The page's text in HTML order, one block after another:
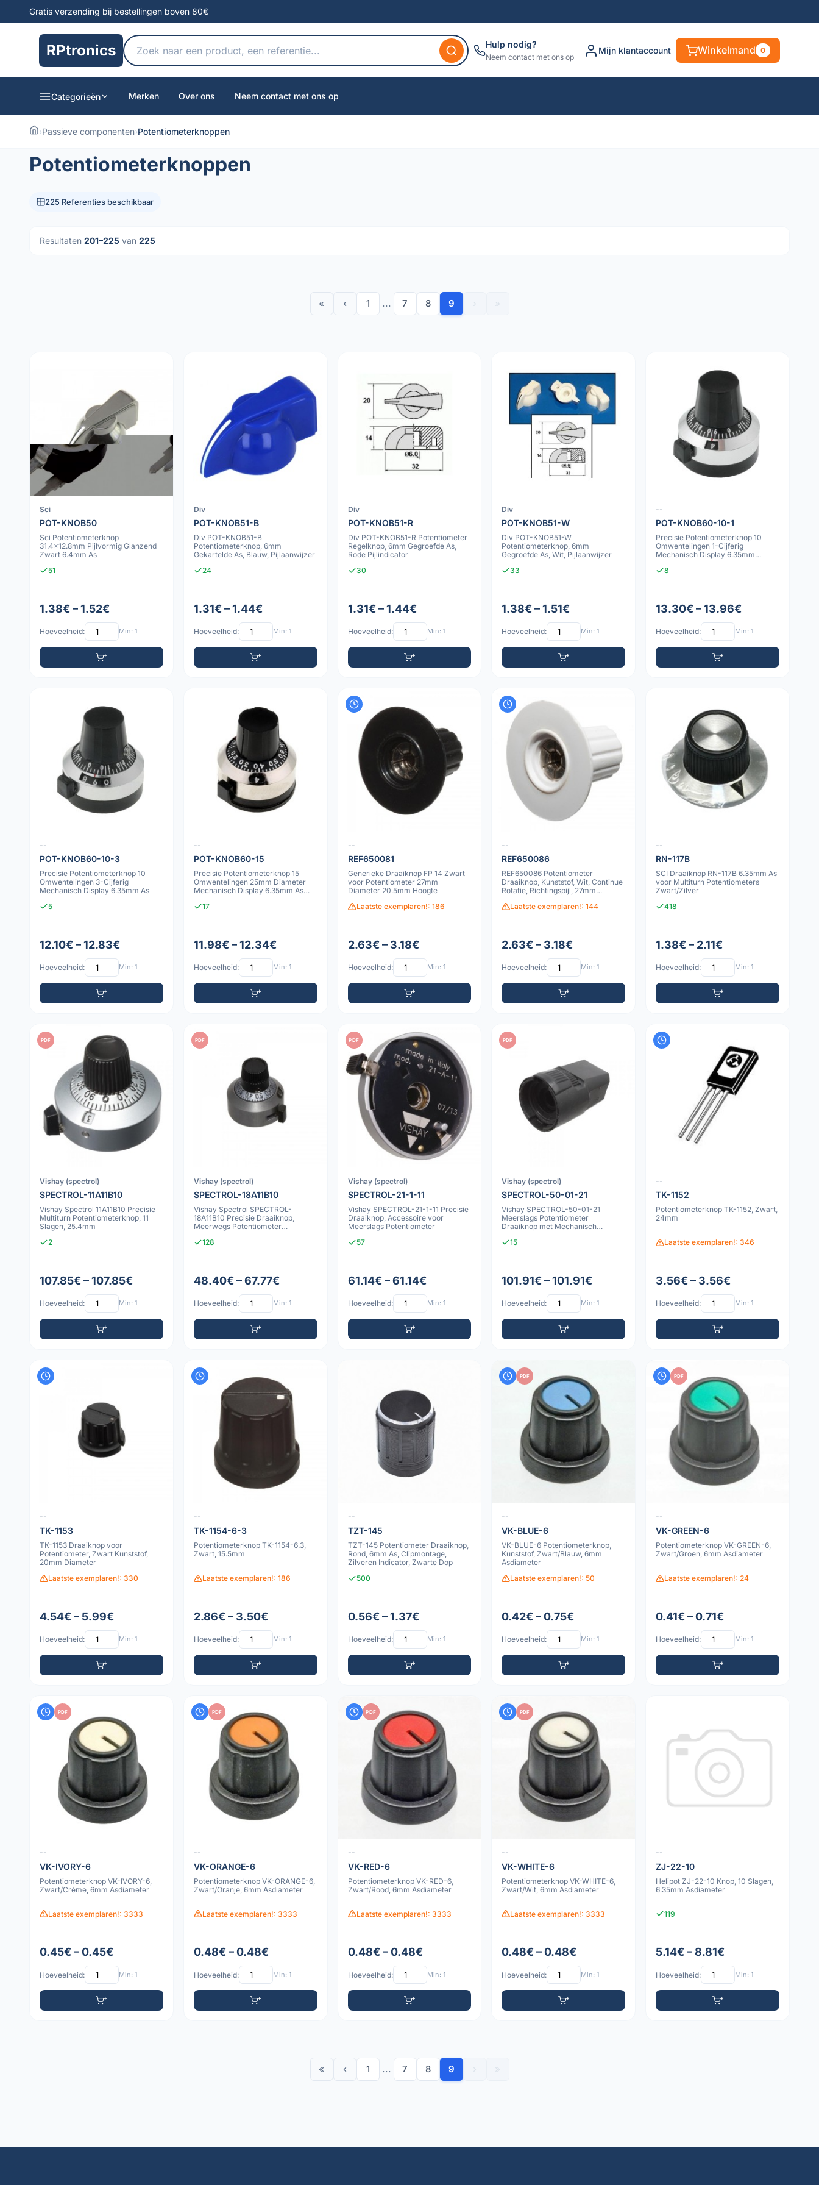
Gratis verzending bij bestellingen boven 80€
RPtronics Hulp nodig?
Neem contact met ons op
Mijn klantaccount Winkelmand 0
Categorieën Merken Over ons Neem contact met ons op
›Passieve componenten›Potentiometerknoppen
Potentiometerknoppen
225 Referenties beschikbaar
Resultaten 201–225 van 225
« ‹ 1 ... 7 8 9
Sci
POT-KNOB50
Sci Potentiometerknop
31.4x12.8mm Pijlvormig Glanzend
Zwart 6.4mm As
51
1.38€ – 1.52€
Hoeveelheid: Min: 1
Div
POT-KNOB51-B
Div POT-KNOB51-B
Potentiometerknop, 6mm
Gekartelde As, Blauw, Pijlaanwijzer
24
1.31€ – 1.44€
Hoeveelheid: Min: 1
Div
POT-KNOB51-R
Div POT-KNOB51-R Potentiometer
Regelknop, 6mm Gegroefde As,
Rode Pijlindicator
30
1.31€ – 1.44€
Hoeveelheid: Min: 1
Div
POT-KNOB51-W
Div POT-KNOB51-W
Potentiometerknop, 6mm
Gegroefde As, Wit, Pijlaanwijzer
33
1.38€ – 1.51€
Hoeveelheid: Min: 1
--
POT-KNOB60-10-1
Precisie Potentiometerknop 10
Omwentelingen 1-Cijferig
Mechanisch Display 6.35mm
8
13.30€ – 13.96€
Hoeveelheid: Min: 1
--
POT-KNOB60-10-3
Precisie Potentiometerknop 10
Omwentelingen 3-Cijferig
Mechanisch Display 6.35mm As
5
12.10€ – 12.83€
Hoeveelheid: Min: 1
--
POT-KNOB60-15
Precisie Potentiometerknop 15
Omwentelingen 25mm Diameter
Mechanisch Display 6.35mm As
17
11.98€ – 12.34€
Hoeveelheid: Min: 1
--
REF650081
Generieke Draaiknop FP 14 Zwart
voor Potentiometer 27mm
Diameter 20.5mm Hoogte
Laatste exemplaren!: 186
2.63€ – 3.18€
Hoeveelheid: Min: 1
--
REF650086
REF650086 Potentiometer
Draaiknop, Kunststof, Wit, Continue
Rotatie, Richtingspijl, 27mm
Laatste exemplaren!: 144
2.63€ – 3.18€
Hoeveelheid: Min: 1
--
RN-117B
SCI Draaiknop RN-117B 6.35mm As
voor Multiturn Potentiometers
Zwart/Zilver
418
1.38€ – 2.11€
Hoeveelheid: Min: 1
PDF
Vishay (spectrol)
SPECTROL-11A11B10
Vishay Spectrol 11A11B10 Precisie
Multiturn Potentiometerknop, 11
Slagen, 25.4mm
2
107.85€ – 107.85€
Hoeveelheid: Min: 1
PDF
Vishay (spectrol)
SPECTROL-18A11B10
Vishay Spectrol SPECTROL-
18A11B10 Precisie Draaiknop,
Meerwegs Potentiometer
128
48.40€ – 67.77€
Hoeveelheid: Min: 1
PDF
Vishay (spectrol)
SPECTROL-21-1-11
Vishay SPECTROL-21-1-11 Precisie
Draaiknop, Accessoire voor
Meerslags Potentiometer
57
61.14€ – 61.14€
Hoeveelheid: Min: 1
PDF
Vishay (spectrol)
SPECTROL-50-01-21
Vishay SPECTROL-50-01-21
Meerslags Potentiometer
Draaiknop met Mechanisch
15
101.91€ – 101.91€
Hoeveelheid: Min: 1
--
TK-1152
Potentiometerknop TK-1152, Zwart,
24mm
Laatste exemplaren!: 346
3.56€ – 3.56€
Hoeveelheid: Min: 1
--
TK-1153
TK-1153 Draaiknop voor
Potentiometer, Zwart Kunststof,
20mm Diameter
Laatste exemplaren!: 330
4.54€ – 5.99€
Hoeveelheid: Min: 1
--
TK-1154-6-3
Potentiometerknop TK-1154-6.3,
Zwart, 15.5mm
Laatste exemplaren!: 186
2.86€ – 3.50€
Hoeveelheid: Min: 1
--
TZT-145
TZT-145 Potentiometer Draaiknop,
Rond, 6mm As, Clipmontage,
Zilveren Indicator, Zwarte Dop
500
0.56€ – 1.37€
Hoeveelheid: Min: 1
PDF
--
VK-BLUE-6
VK-BLUE-6 Potentiometerknop,
Kunststof, Zwart/Blauw, 6mm
Asdiameter
Laatste exemplaren!: 50
0.42€ – 0.75€
Hoeveelheid: Min: 1
PDF
--
VK-GREEN-6
Potentiometerknop VK-GREEN-6,
Zwart/Groen, 6mm Asdiameter
Laatste exemplaren!: 24
0.41€ – 0.71€
Hoeveelheid: Min: 1
PDF
--
VK-IVORY-6
Potentiometerknop VK-IVORY-6,
Zwart/Crème, 6mm Asdiameter
Laatste exemplaren!: 3333
0.45€ – 0.45€
Hoeveelheid: Min: 1
PDF
--
VK-ORANGE-6
Potentiometerknop VK-ORANGE-6,
Zwart/Oranje, 6mm Asdiameter
Laatste exemplaren!: 3333
0.48€ – 0.48€
Hoeveelheid: Min: 1
PDF
--
VK-RED-6
Potentiometerknop VK-RED-6,
Zwart/Rood, 6mm Asdiameter
Laatste exemplaren!: 3333
0.48€ – 0.48€
Hoeveelheid: Min: 1
PDF
--
VK-WHITE-6
Potentiometerknop VK-WHITE-6,
Zwart/Wit, 6mm Asdiameter
Laatste exemplaren!: 3333
0.48€ – 0.48€
Hoeveelheid: Min: 1
--
ZJ-22-10
Helipot ZJ-22-10 Knop, 10 Slagen,
6.35mm Asdiameter
119
5.14€ – 8.81€
Hoeveelheid: Min: 1
« ‹ 1 ... 7 8 9